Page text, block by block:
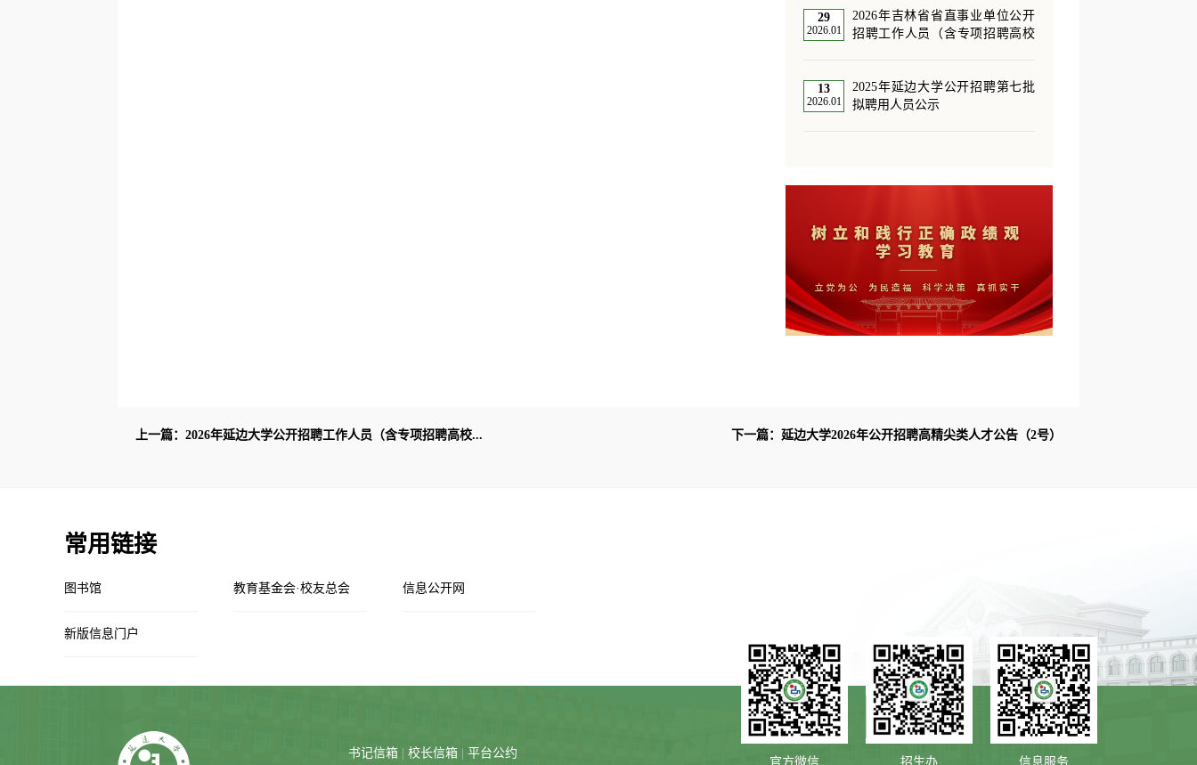
29
2026.01
2026年吉林省省直事业单位公开
招聘工作人员（含专项招聘高校
13
2026.01
2025年延边大学公开招聘第七批
拟聘用人员公示
上一篇：2026年延边大学公开招聘工作人员（含专项招聘高校... 下一篇：延边大学2026年公开招聘高精尖类人才公告（2号）
常用链接
图书馆 教育基金会·校友总会 信息公开网
新版信息门户
官方微信 招生办 信息服务
书记信箱 校长信箱 平台公约